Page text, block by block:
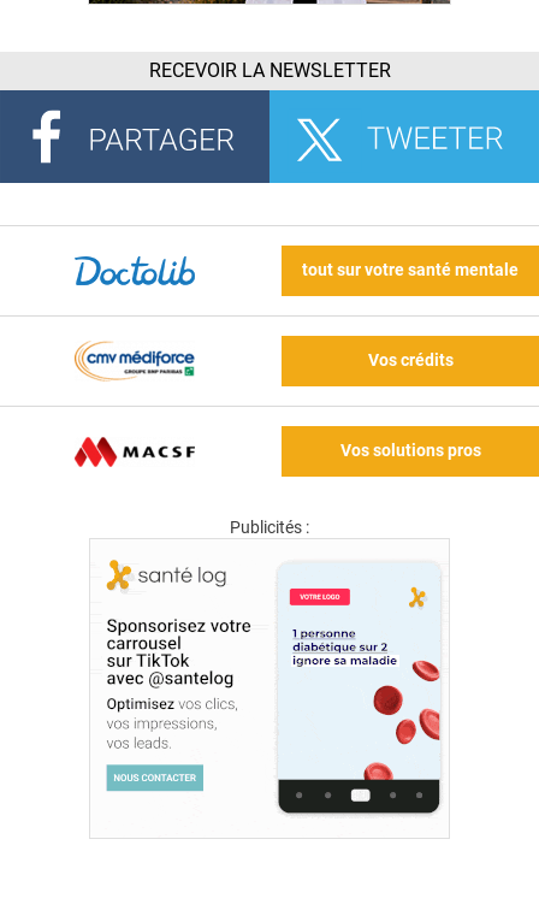
RECEVOIR LA NEWSLETTER
tout sur votre santé mentale
Vos crédits
Vos solutions pros
Publicités :